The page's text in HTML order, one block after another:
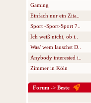
Gaming
Einfach nur ein Zita..
Sport -Sport-Sport 7..
Ich weiß nicht, ob i..
Was/ wem lauschst D..
Anybody interested i..
Zimmer in Köln
Forum -> Beste